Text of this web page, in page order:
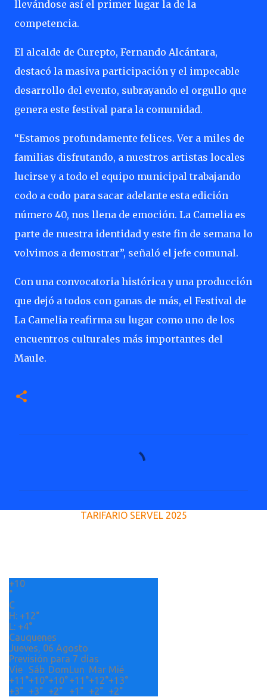
llevándose así el primer lugar la de la
competencia.
El alcalde de Curepto, Fernando Alcántara,
destacó la masiva participación y el impecable
desarrollo del evento, subrayando el orgullo que
genera este festival para la comunidad.
“Estamos profundamente felices. Ver a miles de
familias disfrutando, a nuestros artistas locales
lucirse y a todo el equipo municipal trabajando
codo a codo para sacar adelante esta edición
número 40, nos llena de emoción. La Camelia es
parte de nuestra identidad y este fin de semana lo
volvimos a demostrar”, señaló el jefe comunal.
Con una convocatoria histórica y una producción
que dejó a todos con ganas de más, el Festival de
La Camelia reafirma su lugar como uno de los
encuentros culturales más importantes del
Maule.
i
s
TARIFARIO SERVEL 2025
+10
°
C
H: +12°
L: +4°
Cauquenes
Jueves, 06 Agosto
Previsión para 7 días
Vie
Sáb DomLun Mar Mié
+11°+10°+10°+11°+12°+13°
+3° +3° +2° +1° +2° +2°